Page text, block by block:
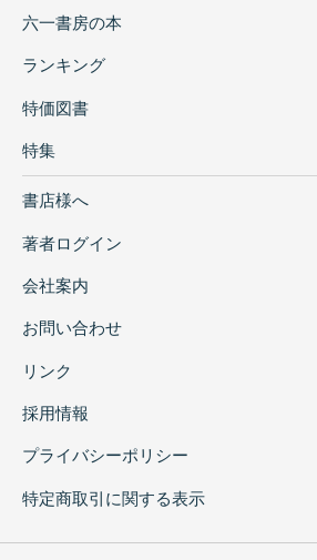
六一書房の本
ランキング
特価図書
特集
書店様へ
著者ログイン
会社案内
お問い合わせ
リンク
採用情報
プライバシーポリシー
特定商取引に関する表示